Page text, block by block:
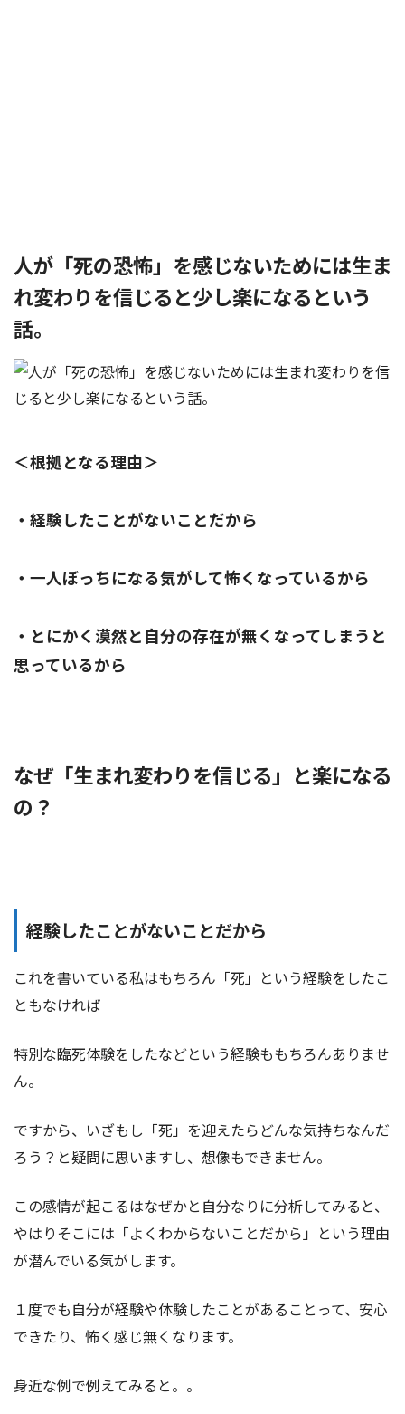
人が「死の恐怖」を感じないためには生ま
れ変わりを信じると少し楽になるという
話。
＜根拠となる理由＞
・経験したことがないことだから
・一人ぼっちになる気がして怖くなっているから
・とにかく漠然と自分の存在が無くなってしまうと
思っているから
なぜ「生まれ変わりを信じる」と楽になる
の？
経験したことがないことだから
これを書いている私はもちろん「死」という経験をしたこ
ともなければ
特別な臨死体験をしたなどという経験ももちろんありませ
ん。
ですから、いざもし「死」を迎えたらどんな気持ちなんだ
ろう？と疑問に思いますし、想像もできません。
この感情が起こるはなぜかと自分なりに分析してみると、
やはりそこには「よくわからないことだから」という理由
が潜んでいる気がします。
１度でも自分が経験や体験したことがあることって、安心
できたり、怖く感じ無くなります。
身近な例で例えてみると。。